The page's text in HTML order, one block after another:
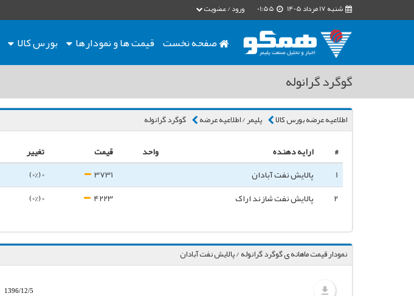
شنبه 17 مرداد 1405 ورود / عضویت
صفحه نخست قیمت هاو نمودارها بورس کالا
گوگرد گرانوله
اطلاعیه عرضه بورس کالا پلیمر / اطلاعیه عرضه گوگرد گرانوله
# ارایه دهنده واحد قیمت تغییر
1
پالایش نفت آبادان 3731
0 (0%)
2
پالایش نفت شازند اراک 4223
0 (0%)
نمودار قیمت ماهانه ی گوگرد گرانوله / پالایش نفت آبادان
1396/12/5